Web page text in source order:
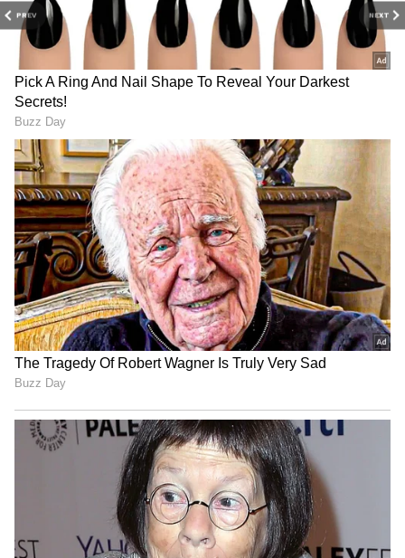
PREV NEXT
10
Government Employees
2026 ஜூலை மாதம் ஏழாவது ஊதியக்
குழுவின் 10 ஆண்டுகள் நிறைவடைகிறது.